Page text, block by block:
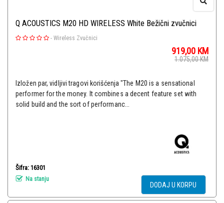
Q ACOUSTICS M20 HD WIRELESS White Bežični zvučnici
- Wireless Zvučnici
919,00 KM
1.075,00KM
Izložen par, vidljivi tragovi korišćenja "The M20 is a sensational
performer for the money. It combines a decent feature set with
solid build and the sort of performanc...
Šifra: 16301
Na stanju
DODAJ U KORPU